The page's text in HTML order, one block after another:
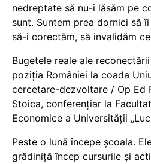
nedreptate să nu-i lăsăm pe
sunt. Suntem prea dornici să
să-i corectăm, să invalidăm
Bugetele reale ale
poziția României la coada
cercetare-dezvoltare / Op Ed
Stoica, conferențiar la
Economice a Universității
Peste o lună începe școala.
grădiniță încep cursurile și